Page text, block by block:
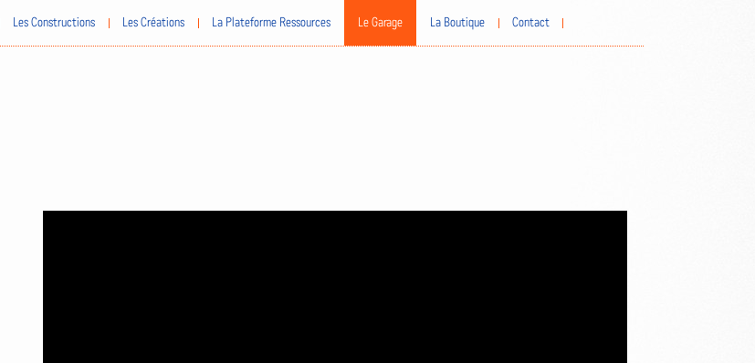
Les Constructions Les Créations La Plateforme Ressources Le Garage La Boutique Contact